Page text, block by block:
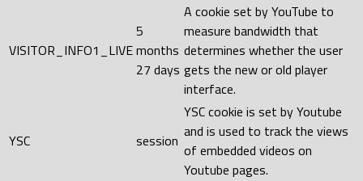
VISITOR_INFO1_LIVE
5
months
27 days
A cookie set by YouTube to
measure bandwidth that
determines whether the user
gets the new or old player
interface.
YSC session
YSC cookie is set by Youtube
and is used to track the views
of embedded videos on
Youtube pages.